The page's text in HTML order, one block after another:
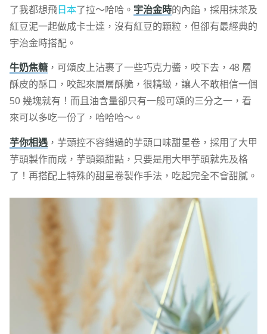
了我都想飛日本了拉～哈哈。 宇治金時的內餡，採用抹茶及
紅豆泥一起做成卡士達，沒有紅豆的顆粒，但卻有最經典的
宇治金時搭配。
牛奶焦糖，可頌皮上沾裹了一些巧克力醬，咬下去，48 層
酥皮的酥口，咬起來層層酥脆，很精緻，讓人不敢相信一個
50 幾塊就有！而且油含量卻只有一般可頌的三分之一，看
來可以多吃一份了，哈哈哈～。
芋你相遇，芋頭控不容錯過的芋頭口味甜星卷，採用了大甲
芋頭製作而成，芋頭類甜點，只要是用大甲芋頭就先及格
了！再搭配上特殊的甜星卷製作手法，吃起完全不會甜膩。